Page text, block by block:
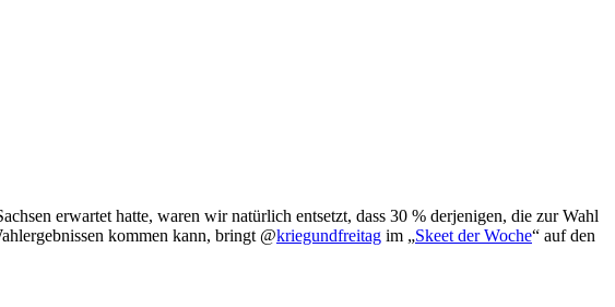
erwartet hatte, waren wir natürlich entsetzt, dass 30 % derjenigen, die zur Wahl
kommen kann, bringt @kriegundfreitag im „Skeet der Woche“ auf den